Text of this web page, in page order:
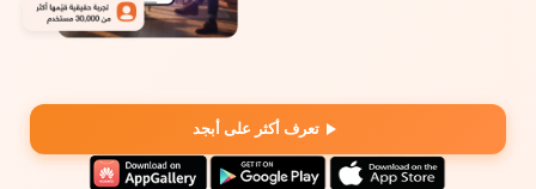
تعرف أكثر على أبجد